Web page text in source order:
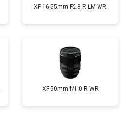
XF 16-55mm F2.8 R LM WR
XF 50mm f/1.0 R WR